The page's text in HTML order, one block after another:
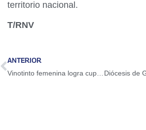
territorio nacional.
T/RNV
ANTERIOR
Vinotinto femenina logra cupo al repechaje